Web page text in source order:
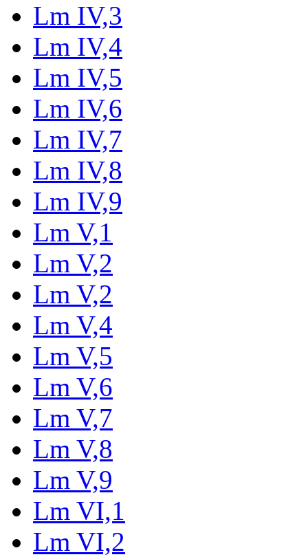
Lm IV,3
Lm IV,4
Lm IV,5
Lm IV,6
Lm IV,7
Lm IV,8
Lm IV,9
Lm V,1
Lm V,2
Lm V,2
Lm V,4
Lm V,5
Lm V,6
Lm V,7
Lm V,8
Lm V,9
Lm VI,1
Lm VI,2